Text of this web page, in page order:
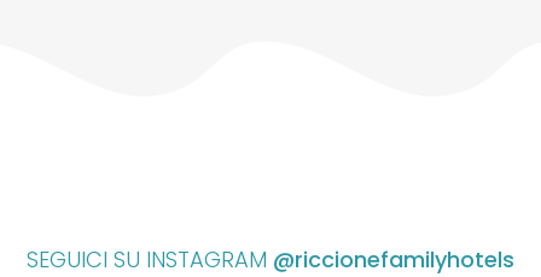
SEGUICI SU INSTAGRAM @riccionefamilyhotels